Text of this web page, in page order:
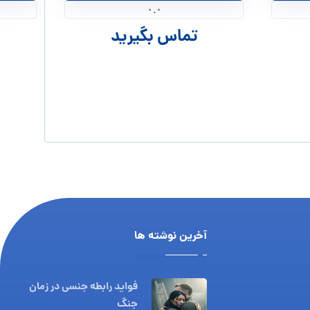
۰.۰
تماس بگیرید
آخرین نوشته ها
فواید رابطه جنسی در زمان
جنگ